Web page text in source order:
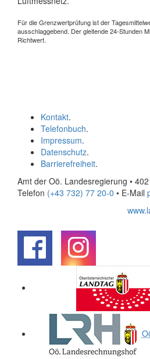
Für die Grenzwertprüfung ist der
ausschlaggebend. Der gleitende 24-Stunden
Richtwert.
Kontakt.
Telefonbuch.
Impressum.
Datenschutz.
Barrierefreiheit.
Amt der Oö. Landesregierung •
Telefon (+43 732) 77 20-0 • E-Mail